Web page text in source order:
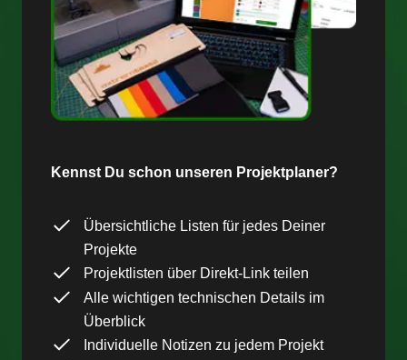
Kennst Du schon unseren Projektplaner?
Übersichtliche Listen für jedes Deiner
Projekte
Projektlisten über Direkt-Link teilen
Alle wichtigen technischen Details im
Überblick
Individuelle Notizen zu jedem Projekt